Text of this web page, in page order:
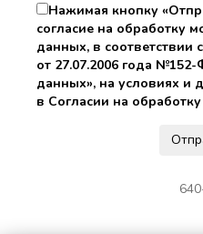
Нажимая кнопку
согласие на обработку
данных, в
от 27.07.2006 года
данных», на условиях и
в Согласии на